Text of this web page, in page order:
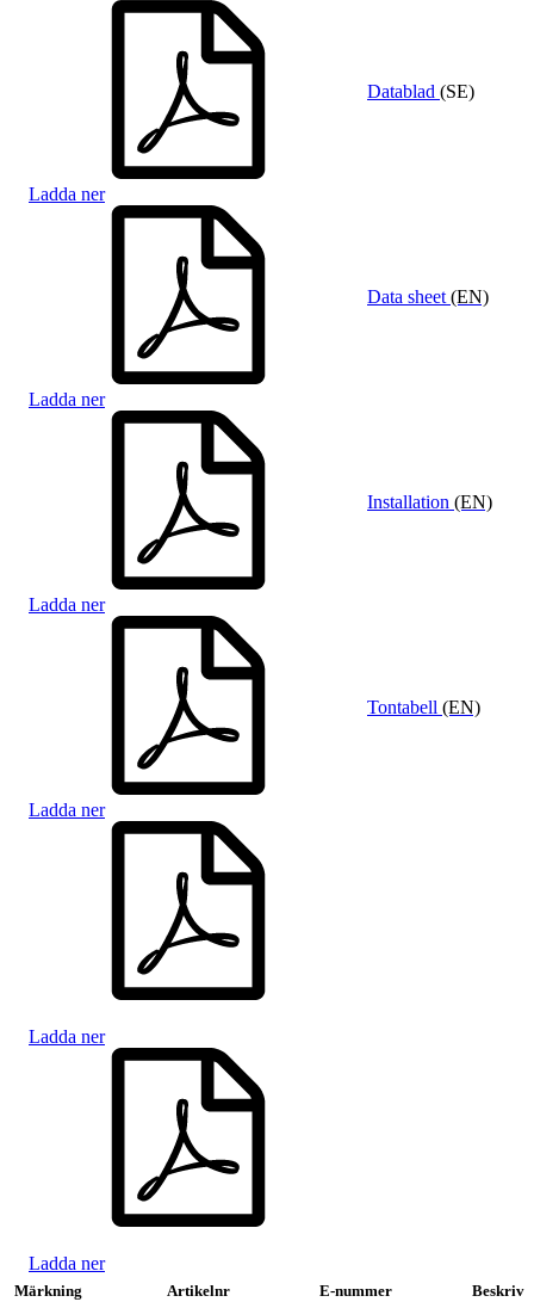
Datablad (SE)
Ladda ner
Data sheet (EN)
Ladda ner
Installation (EN)
Ladda ner
Tontabell (EN)
Ladda ner
Ladda ner
Ladda ner
Märkning Artikelnr E-nummer